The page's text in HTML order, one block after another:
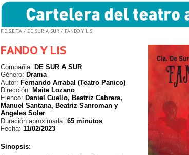
F.E.S.E.T.A / DE SUR A SUR / FANDO Y LIS
FANDO Y LIS
Compañia: DE SUR A SUR
Género: Drama
Autor: Fernando Arrabal (Teatro Panico)
Dirección: Maite Lozano
Elenco: Daniel Cuello, Beatriz Cabrera,
Manuel Santana, Beatriz Sanroman y
Angeles Soler
Duración aproximada: 65 minutos
Fecha: 11/02/2023
Sinopsis: